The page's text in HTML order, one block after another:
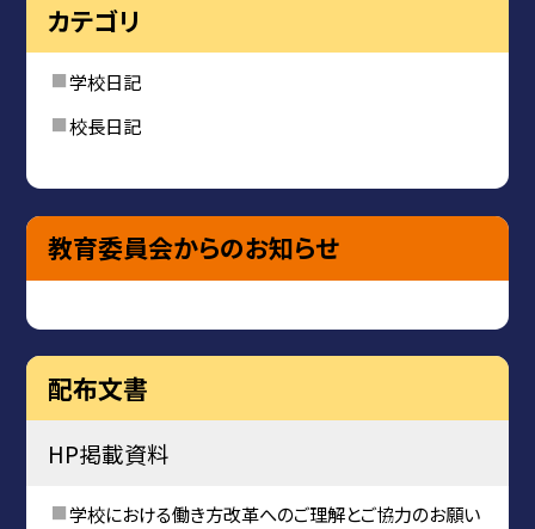
カテゴリ
学校日記
校長日記
教育委員会からのお知らせ
配布文書
HP掲載資料
学校における働き方改革へのご理解とご協力のお願い